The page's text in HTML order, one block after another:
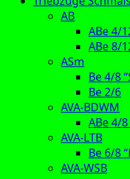
AB
ABe 4/
ABe 8/
ASm
Be 4/8
Be 2/6
AVA-BDWM
ABe 4/
AVA-LTB
Be 6/8
AVA-WSB